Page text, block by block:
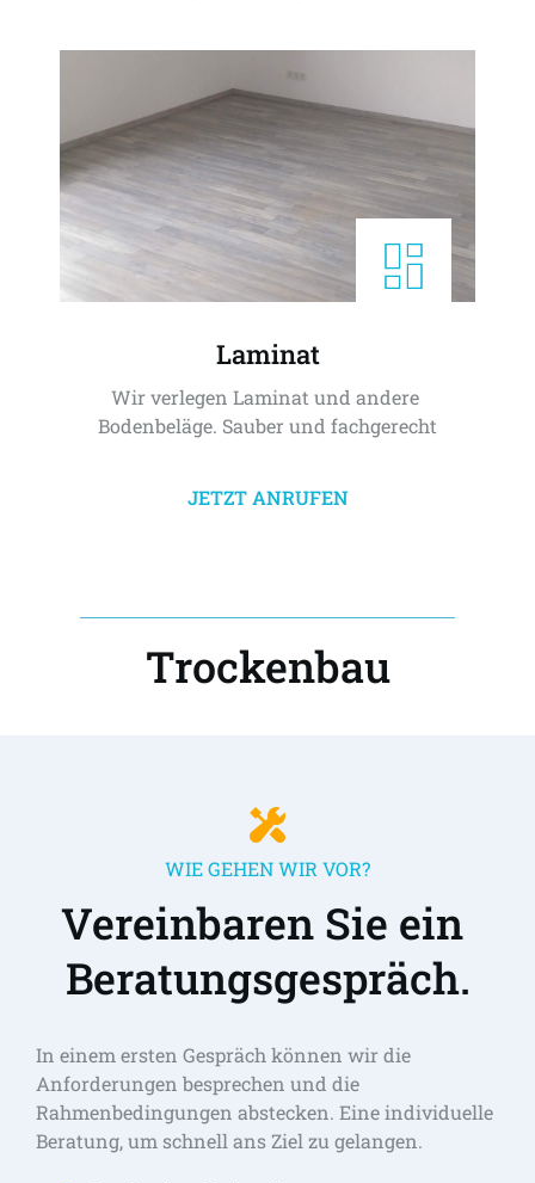
Laminat
Wir verlegen Laminat und andere
Bodenbeläge. Sauber und fachgerecht
JETZT ANRUFEN
Trockenbau
WIE GEHEN WIR VOR?
Vereinbaren Sie ein
Beratungsgespräch.
In einem ersten Gespräch können wir die
Anforderungen besprechen und die
Rahmenbedingungen abstecken. Eine individuelle
Beratung, um schnell ans Ziel zu gelangen.